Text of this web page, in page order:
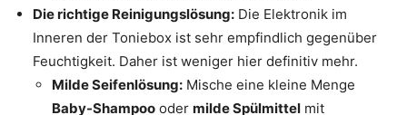
Die richtige Reinigungslösung: Die Elektronik im
Inneren der Toniebox ist sehr empfindlich gegenüber
Feuchtigkeit. Daher ist weniger hier definitiv mehr.
Milde Seifenlösung: Mische eine kleine Menge
Baby-Shampoo oder milde Spülmittel mit